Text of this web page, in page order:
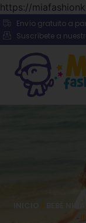
https://
Envío gratuito a
Suscríbete a
/